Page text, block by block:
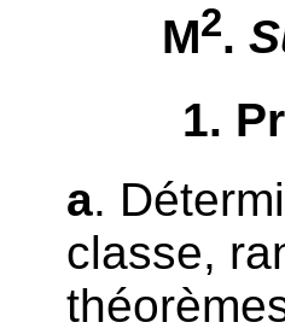
M2.
1.
a.
classe,